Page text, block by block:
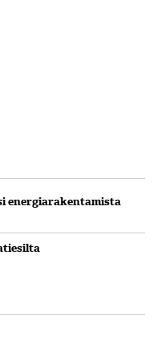
energiarakentamista